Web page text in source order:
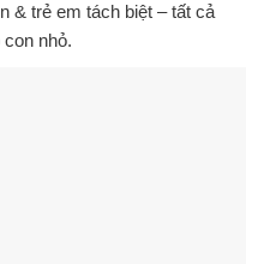
& trẻ em tách biệt – tất cả
nhỏ.